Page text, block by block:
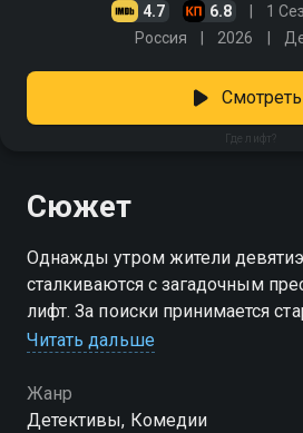
4.7 6.8 1
Россия 2026
Где лифт?
Смотреть
Сюжет
Однажды утром жители
сталкиваются с загадочным
лифт. За поиски принимается
домохозяйка Надежда Носова.
камеру. Недоверие близких,
в ходе расследования герои
Читать дальше
Жанр
Детективы, Комедии